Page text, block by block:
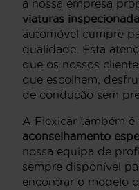
a nossa empresa
viaturas
automóvel cumpre
qualidade. Esta
que os nossos
que escolhem,
de condução sem
A Flexicar também
aconselhamento
nossa equipa de
sempre disponível
encontrar o modelo